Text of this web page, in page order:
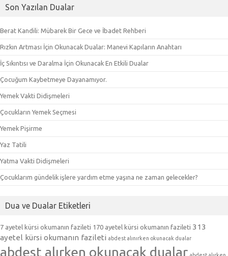
Son Yazılan Dualar
Berat Kandili: Mübarek Bir Gece ve İbadet Rehberi
Rızkın Artması İçin Okunacak Dualar: Manevi Kapıların Anahtarı
İç Sıkıntısı ve Daralma İçin Okunacak En Etkili Dualar
Çocuğum Kaybetmeye Dayanamıyor.
Yemek Vakti Didişmeleri
Çocukların Yemek Seçmesi
Yemek Pişirme
Yaz Tatili
Yatma Vakti Didişmeleri
Çocuklarım gündelik işlere yardım etme yaşına ne zaman gelecekler?
Dua ve Dualar Etiketleri
7 ayetel kürsi okumanın fazileti 170 ayetel kürsi okumanın fazileti 313
ayetel kürsi okumanın fazileti abdest alınırken okunacak dualar
abdest alırken okunacak dualar